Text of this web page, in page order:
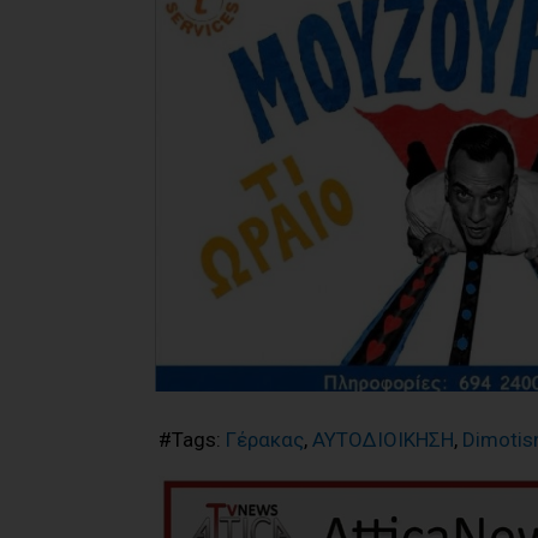
#Tags: Γέρακας, ΑΥΤΟΔΙΟΙΚΗΣΗ,